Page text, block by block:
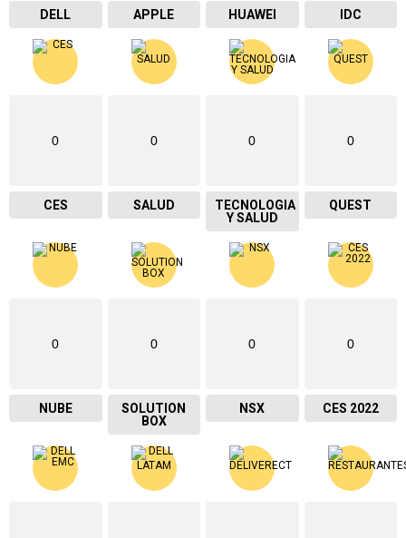
DELL APPLE HUAWEI IDC
0
CES
0
SALUD
0
TECNOLOGIA
Y SALUD
0
QUEST
0
NUBE
0
SOLUTION
BOX
0
NSX
0
CES 2022